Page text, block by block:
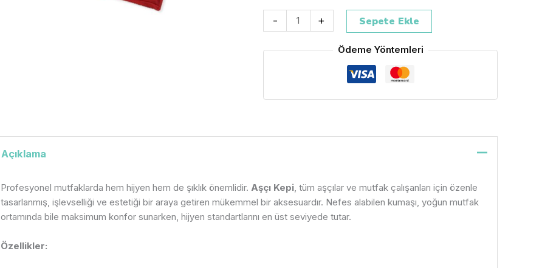
- + Sepete Ekle
Ödeme Yöntemleri
Açıklama
Profesyonel mutfaklarda hem hijyen hem de şıklık önemlidir. Aşçı Kepi, tüm aşçılar ve mutfak çalışanları için özenle
tasarlanmış, işlevselliği ve estetiği bir araya getiren mükemmel bir aksesuardır. Nefes alabilen kumaşı, yoğun mutfak
ortamında bile maksimum konfor sunarken, hijyen standartlarını en üst seviyede tutar.
Özellikler: